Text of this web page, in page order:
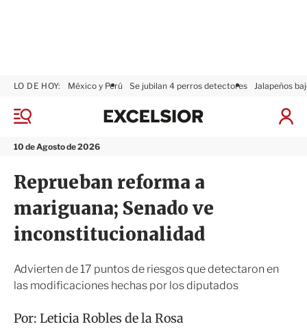
M
n
10 de Agosto de 2026
LO DE HOY: México y Perú Se jubilan 4 perros detectores Jalapeños
I
x
i
r
Reprueban reforma a
mariguana; Senado ve
inconstitucionalidad
Advierten de 17 puntos de riesgos que detectaron en
las modificaciones hechas por los diputados
Por: Leticia Robles de la Rosa